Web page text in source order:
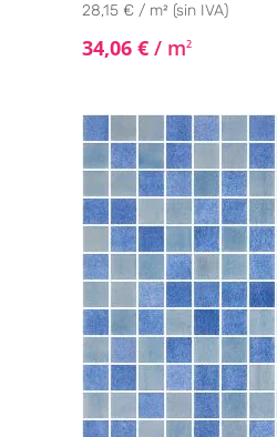
28,15 € / m² (sin IVA)
34,06 € / m2